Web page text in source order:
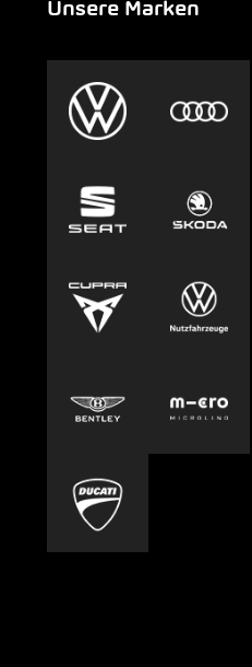
Unsere Marken